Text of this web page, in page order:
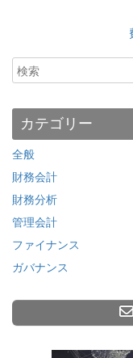
カテゴリー
全般
財務会計
財務分析
管理会計
ファイナンス
ガバナンス